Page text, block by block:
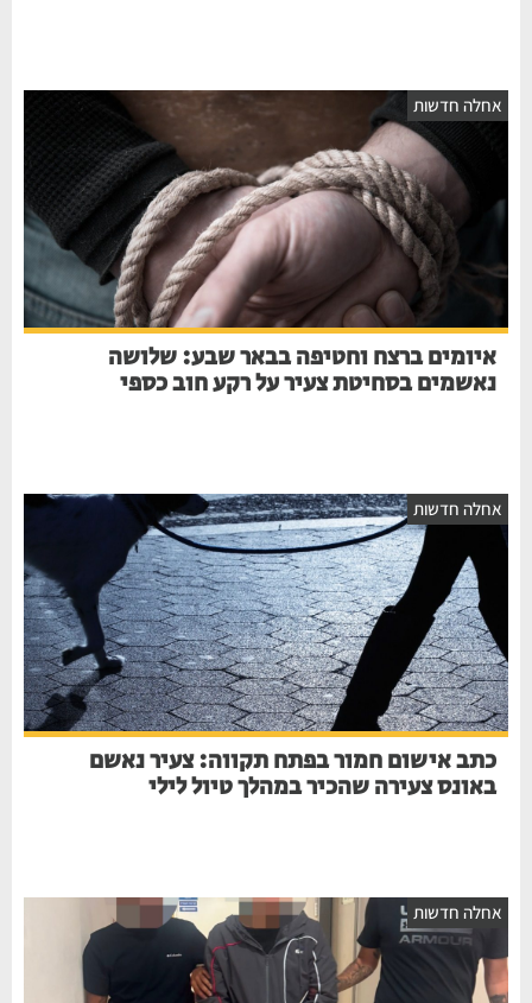
חדשות
איומים ברצח וחטיפה בבאר שבע: שלושה
נאשמים בסחיטת צעיר על רקע חוב כספי
חדשות
כתב אישום חמור בפתח תקווה: צעיר נאשם
באונס צעירה שהכיר במהלך טיול לילי
חדשות